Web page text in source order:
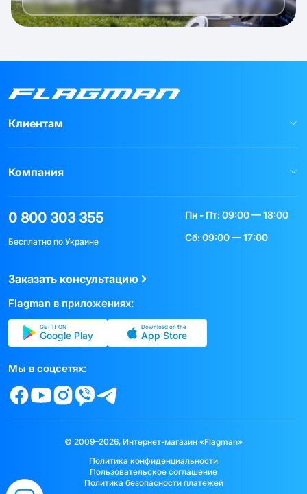
Клиентам
Компания
0 800 303 355
Бесплатно по Украине
Пн - Пт: 09:00 — 18:00
Сб: 09:00 — 17:00
Заказать консультацию
Flagman в приложениях:
GET IT ON
Google Play
Download on the
App Store
Мы в соцсетях:
© 2009–2026, Интернет-магазин «Flagman»
Политика конфиденциальности
Пользовательское соглашение
Политика безопасности платежей